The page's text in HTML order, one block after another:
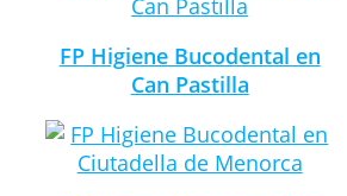
FP Higiene Bucodental en
Can Pastilla